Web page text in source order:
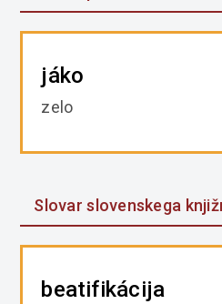
jáko
zelo
Slovar slovenskega
beatifikácija